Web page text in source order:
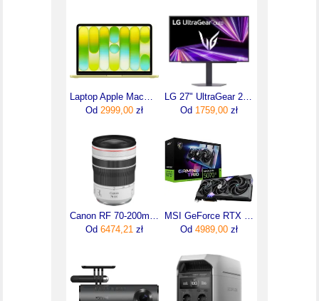
Laptop Apple MacBook Neo 13"/A18 Pro/8GB/256GB/macOS (MHFD4ZEA)
Od 2999,00 zł
LG 27" UltraGear 27GX704A-B (27GX704ABAEU)
Od 1759,00 zł
Canon RF 70-200mm F4L IS USM (4318C005)
Od 6474,21 zł
MSI GeForce RTX 5070 Ti Gaming Trio OC 16GB (V531240R)
Od 4989,00 zł